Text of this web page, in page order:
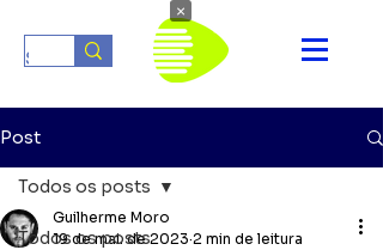
Post
Todos os posts
Todos os posts
Guilherme Moro
19 de mai. de 2023 2 min de leitura
×